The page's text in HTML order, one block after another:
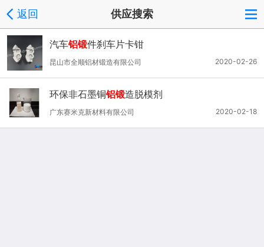
返回 供应搜索
汽车铝锻件刹车片卡钳
2020-02-26
昆山市全顺铝材锻造有限公司
环保非石墨铜铝锻造脱模剂
2020-02-18
广东赛米克新材料有限公司